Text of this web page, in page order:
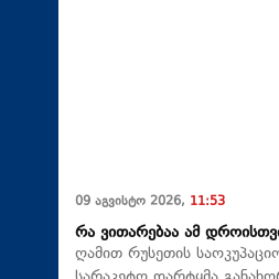
09 აგვისტო 2026, 11:53
რა ვითარებაა ამ
ღამით რუსეთის